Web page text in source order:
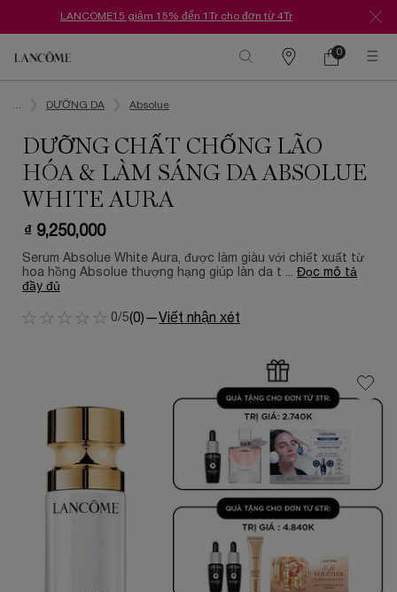
LANCOME15 giảm 15% đến 1Tr cho đơn từ 4Tr
Danh
Giỏ
0
0 Sản phẩm
DƯỠNG DA Absolue
DƯỠNG CHẤT CHỐNG LÃO
HÓA & LÀM SÁNG DA ABSOLUE
WHITE AURA
₫ 9,250,000
Serum Absolue White Aura, được làm giàu với chiết xuất từ
hoa hồng Absolue thượng hạng giúp làn da t ... Đọc mô tả
đầy đủ
0/5(0) — Viết nhận xét